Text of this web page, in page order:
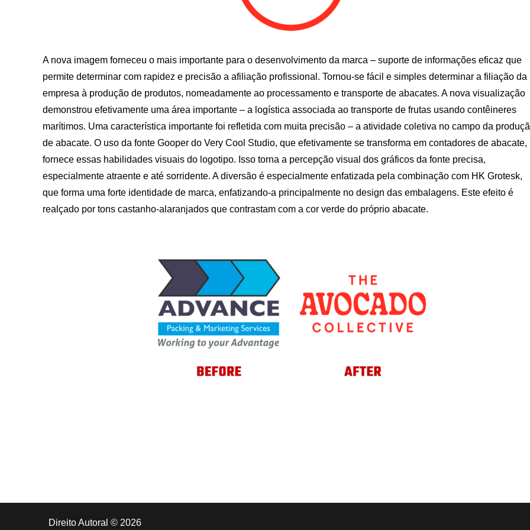
A nova imagem forneceu o mais importante para o desenvolvimento da marca – suporte de informações eficaz que
permite determinar com rapidez e precisão a afiliação profissional. Tornou-se fácil e simples determinar a filiação da
empresa à produção de produtos, nomeadamente ao processamento e transporte de abacates. A nova visualização
demonstrou efetivamente uma área importante – a logística associada ao transporte de frutas usando contêineres
marítimos. Uma característica importante foi refletida com muita precisão – a atividade coletiva no campo da
de abacate. O uso da fonte Gooper do Very Cool Studio, que efetivamente se transforma em contadores de abacate,
fornece essas habilidades visuais do logotipo. Isso torna a percepção visual dos gráficos da fonte precisa,
especialmente atraente e até sorridente. A diversão é especialmente enfatizada pela combinação com HK Grotesk,
que forma uma forte identidade de marca, enfatizando-a principalmente no design das embalagens. Este efeito é
realçado por tons castanho-alaranjados que contrastam com a cor verde do próprio abacate.
Direito Autoral © 2026